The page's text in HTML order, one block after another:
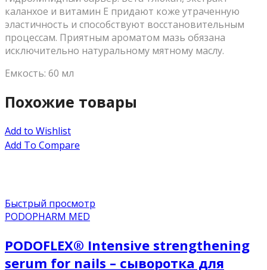
каланхое и витамин Е придают коже утраченную
эластичность и способствуют восстановительным
процессам. Приятным ароматом мазь обязана
исключительно натуральному мятному маслу.
Емкость: 60 мл
Похожие товары
Add to Wishlist
Add To Compare
Быстрый просмотр
PODOPHARM MED
PODOFLEX® Intensive strengthening
serum for nails – сыворотка для